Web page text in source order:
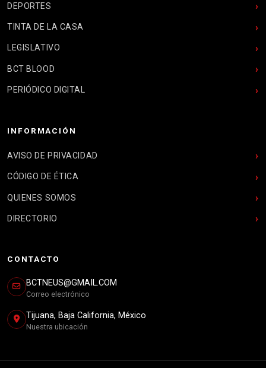
DEPORTES
TINTA DE LA CASA
LEGISLATIVO
BCT BLOOD
PERIÓDICO DIGITAL
INFORMACIÓN
AVISO DE PRIVACIDAD
CÓDIGO DE ÉTICA
QUIENES SOMOS
DIRECTORIO
CONTACTO
BCTNEUS@GMAIL.COM
Correo electrónico
Tijuana, Baja California, México
Nuestra ubicación